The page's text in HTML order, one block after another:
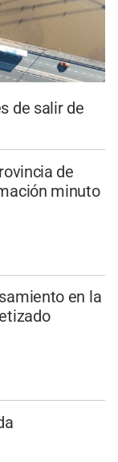
de salir de
de
minuto
en la